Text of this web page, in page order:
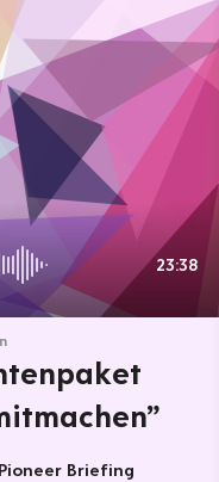
23:38
Briefing